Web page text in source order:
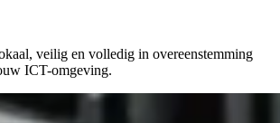
veilig en volledig in overeenstemming
ICT-omgeving.